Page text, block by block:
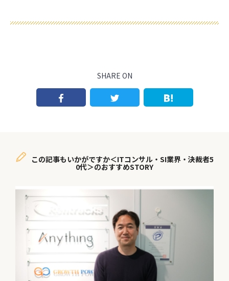
SHARE ON
この記事もいかがですか＜ITコンサル・SI業界・決裁者5
0代＞のおすすめSTORY